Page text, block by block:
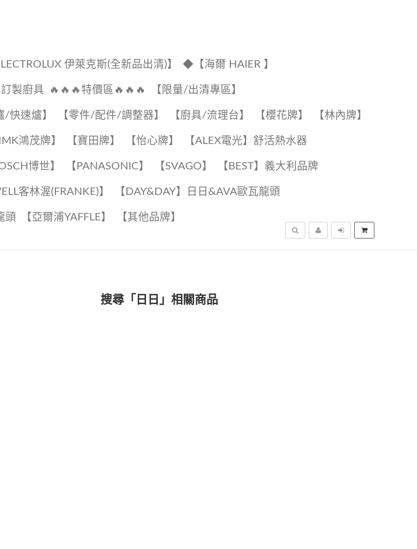
伊萊克斯(全新品出清)】 ◆【海爾 HAIER 】
製廚具 🔥🔥🔥特價區🔥🔥🔥 【限量/出清專區】
/快速爐】 【零件/配件/調整器】 【廚具/流理台】 【櫻花牌】 【林內牌】
鴻茂牌】 【寶田牌】 ️【怡心牌】️ ️️【ALEX電光】舒活熱水器️️
博世】 ️【PANASONIC】️ ️【SVAGO】️ ️【BEST】️義大利品牌
客林渥(FRANKE)】️ ️【DAY&DAY】️日日&AVA歐瓦龍頭
頭️ 【亞爾浦YAFFLE】 ️【其他品牌】️
搜尋
搜尋「日日」相關商品